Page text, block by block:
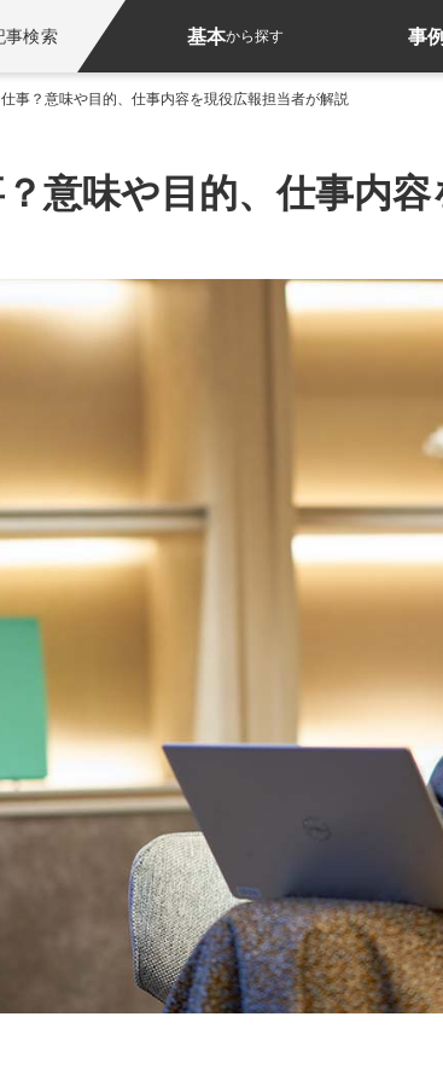
事検索 基本から探す 事
事？意味や目的、仕事内容を現役広報担当者が解説
意味や目的、仕事内